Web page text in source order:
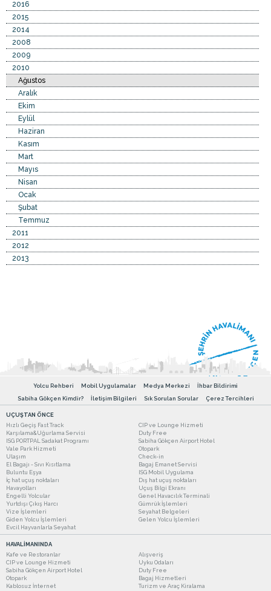
2016
2015
2014
2008
2009
2010
Ağustos
Aralık
Ekim
Eylül
Haziran
Kasım
Mart
Mayıs
Nisan
Ocak
Şubat
Temmuz
2011
2012
2013
Yolcu Rehberi Mobil Uygulamalar Medya Merkezi
İhbar Bildirimi
Sabiha Gökçen Kimdir?
İletişim Bilgileri Sık Sorulan Sorular Çerez Tercihleri
UÇUŞTAN ÖNCE
Hızlı Geçiş Fast Track
CIP ve Lounge Hizmeti
Karşılama&Uğurlama Servisi
Duty Free
ISG PORTPAL Sadakat Programı
Sabiha Gökçen Airport Hotel
Vale Park Hizmeti
Otopark
Ulaşım
Check-in
El Bagajı - Sıvı Kısıtlama
Bagaj Emanet Servisi
Buluntu Eşya
ISG Mobil Uygulama
İç hat uçuş noktaları
Dış hat uçuş noktaları
Havayolları
Uçuş Bilgi Ekranı
Engelli Yolcular
Genel Havacılık Terminali
Yurtdışı Çıkış Harcı
Gümrük İşlemleri
Vize İşlemleri
Seyahat Belgeleri
Giden Yolcu İşlemleri
Gelen Yolcu İşlemleri
Evcil Hayvanlarla Seyahat
HAVALİMANINDA
Kafe ve Restoranlar
Alışveriş
CIP ve Lounge Hizmeti
Uyku Odaları
Sabiha Gökçen Airport Hotel
Duty Free
Otopark
Bagaj Hizmetleri
Kablosuz İnternet
Turizm ve Araç Kiralama